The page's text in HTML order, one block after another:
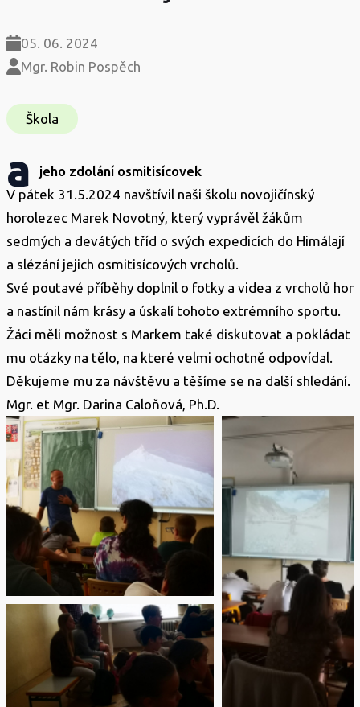
05. 06. 2024
Mgr. Robin Pospěch
Škola
a
jeho zdolání osmitisícovek
V pátek 31.5.2024 navštívil naši školu novojičínský
horolezec Marek Novotný, který vyprávěl žákům
sedmých a devátých tříd o svých expedicích do Himálají
a slézání jejich osmitisícových vrcholů.
Své poutavé příběhy doplnil o fotky a videa z vrcholů hor
a nastínil nám krásy a úskalí tohoto extrémního sportu.
Žáci měli možnost s Markem také diskutovat a pokládat
mu otázky na tělo, na které velmi ochotně odpovídal.
Děkujeme mu za návštěvu a těšíme se na další shledání.
Mgr. et Mgr. Darina Caloňová, Ph.D.